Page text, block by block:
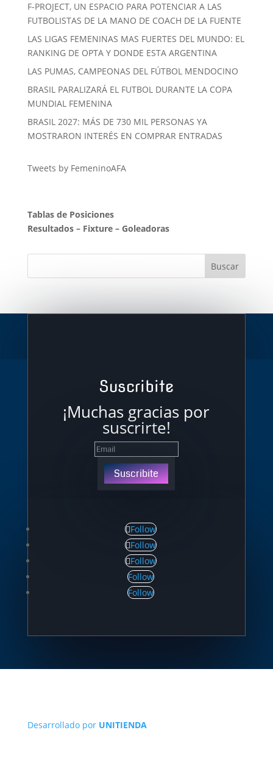
F-PROJECT, UN ESPACIO PARA POTENCIAR A LAS
FUTBOLISTAS DE LA MANO DE COACH DE LA FUENTE
LAS LIGAS FEMENINAS MAS FUERTES DEL MUNDO: EL
RANKING DE OPTA Y DONDE ESTA ARGENTINA
LAS PUMAS, CAMPEONAS DEL FÚTBOL MENDOCINO
BRASIL PARALIZARÁ EL FUTBOL DURANTE LA COPA
MUNDIAL FEMENINA
BRASIL 2027: MÁS DE 730 MIL PERSONAS YA
MOSTRARON INTERÉS EN COMPRAR ENTRADAS
Tweets by FemeninoAFA
Tablas de Posiciones
Resultados– Fixture– Goleadoras
Suscribite
¡Muchas gracias por
suscrirte!
Suscribite
Follow
Follow
Follow
Follow
Follow
Desarrollado por UNITIENDA